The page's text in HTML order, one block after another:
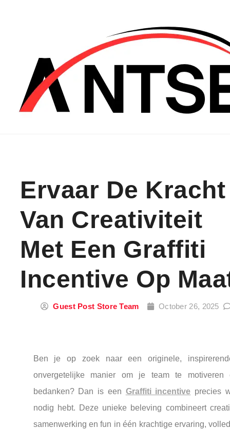
Ervaar De Kracht
Van Creativiteit
Met Een Graffiti
Incentive Op
Guest Post Store Team October 26, 2025
Ben je op zoek naar een originele,
onvergetelijke manier om je team te motiveren
bedanken? Dan is een Graffiti incentive precies
nodig hebt. Deze unieke beleving combineert
samenwerking en fun in één krachtige ervaring,